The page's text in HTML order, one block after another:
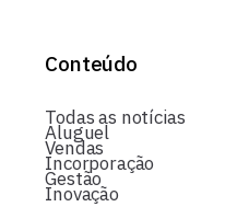
Conteúdo
Todas as notícias
Aluguel
Vendas
Incorporação
Gestão
Inovação